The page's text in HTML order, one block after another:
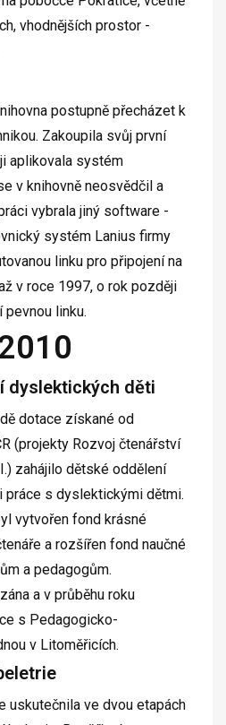
vhodnějších prostor -
postupně přecházet k
Zakoupila svůj první
aplikovala systém
v knihovně neosvědčil a
vybrala jiný software -
systém Lanius firmy
linku pro připojení na
v roce 1997, o rok později
linku.
dyslektických děti
dotace získané od
(projekty Rozvoj čtenářství
zahájilo dětské oddělení
práce s dyslektickými dětmi.
vytvořen fond krásné
a rozšířen fond naučné
a pedagogům.
a v průběhu roku
s Pedagogicko-
v Litoměřicích.
uskutečnila ve dvou etapách